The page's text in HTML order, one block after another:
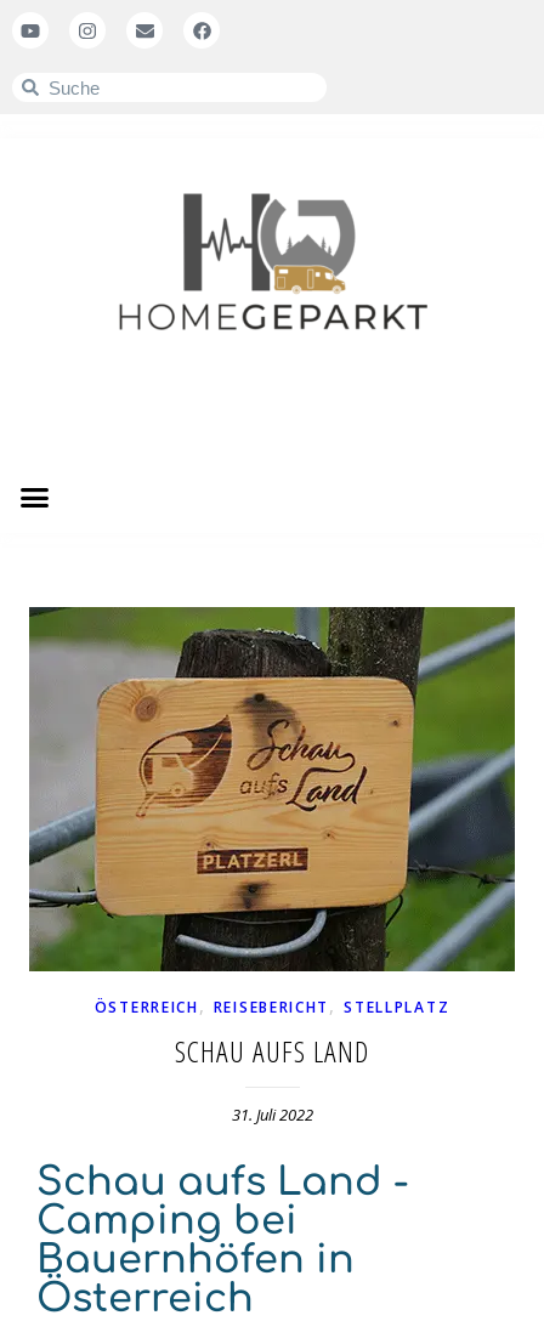
ÖSTERREICH, REISEBERICHT ,STELLPLATZ
SCHAU AUFS LAND
31. Juli 2022
Schau aufs Land -
Camping bei
Bauernhöfen in
Österreich